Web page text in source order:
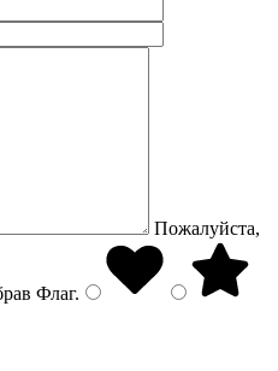
Пожалуйста,
Флаг.